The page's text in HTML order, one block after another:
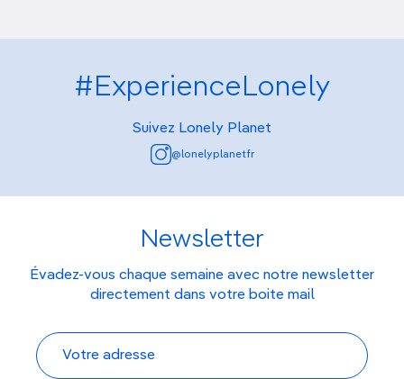
#ExperienceLonely
Suivez Lonely Planet
@lonelyplanetfr
Newsletter
Évadez-vous chaque semaine avec notre newsletter
directement dans votre boite mail